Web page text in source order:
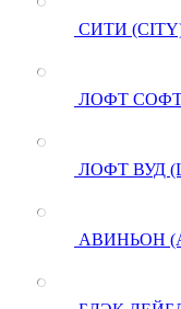
СИТИ
ЛОФТ СОФТ
ЛОФТ ВУД
АВИНЬОН